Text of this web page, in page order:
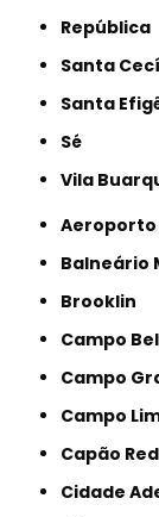
República
Santa
Santa
Sé
Vila
Aeroporto
Brooklin
Campo
Campo
Campo
Capão
Cidade